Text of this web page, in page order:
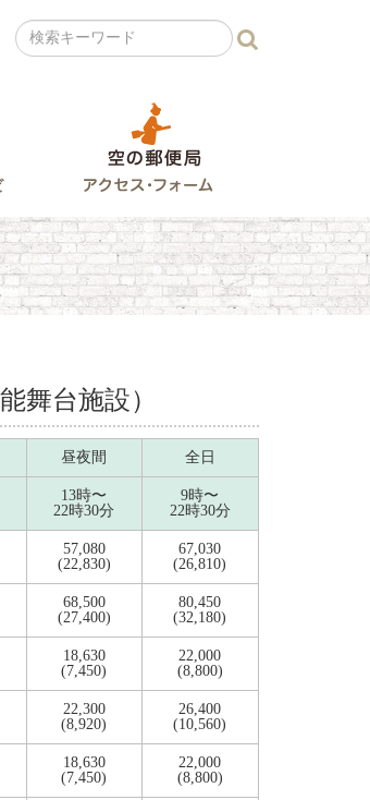
利用料金
舞台施設）
昼夜間 全日
13時〜
22時30分
9時〜
22時30分
57,080
(22,830)
67,030
(26,810)
68,500
(27,400)
80,450
(32,180)
18,630
(7,450)
22,000
(8,800)
22,300
(8,920)
26,400
(10,560)
18,630
(7,450)
22,000
(8,800)